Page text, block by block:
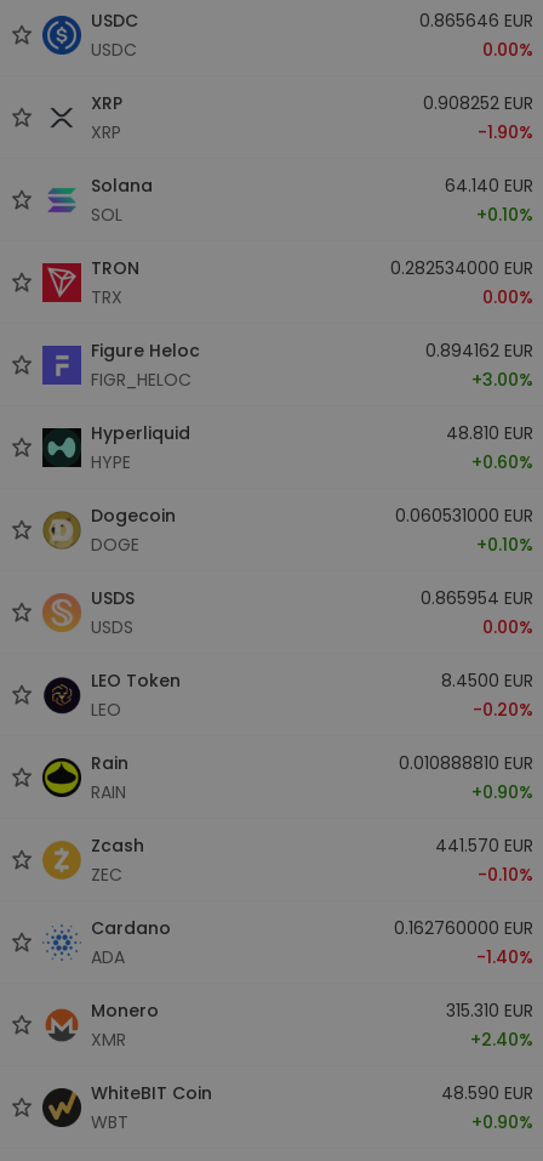
USDC
USDC
0.865646 EUR
0.00%
XRP
XRP
0.908252 EUR
-1.90%
Solana
SOL
64.140 EUR
+0.10%
TRON
TRX
0.282534000 EUR
0.00%
Figure Heloc
FIGR_HELOC
0.894162 EUR
+3.00%
Hyperliquid
HYPE
48.810 EUR
+0.60%
Dogecoin
DOGE
0.060531000 EUR
+0.10%
USDS
USDS
0.865954 EUR
0.00%
LEO Token
LEO
8.4500 EUR
-0.20%
Rain
RAIN
0.010888810 EUR
+0.90%
Zcash
ZEC
441.570 EUR
-0.10%
Cardano
ADA
0.162760000 EUR
-1.40%
Monero
XMR
315.310 EUR
+2.40%
WhiteBIT Coin
WBT
48.590 EUR
+0.90%